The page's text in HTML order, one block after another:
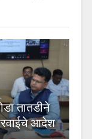
तातडीने
आदेश